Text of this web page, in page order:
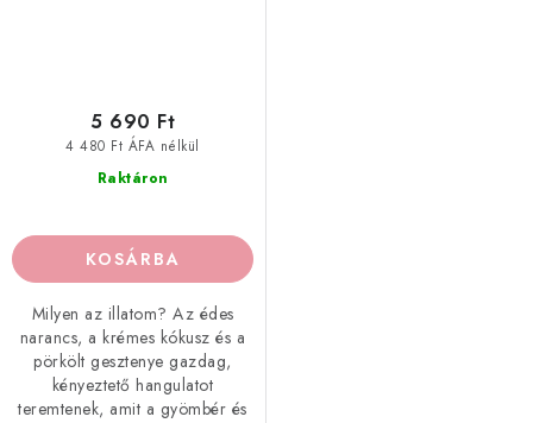
Raktáron
4 480 Ft ÁFA nélkül
5 690 Ft
KOSÁRBA
Milyen az illatom? Az édes
narancs, a krémes kókusz és a
pörkölt gesztenye gazdag,
kényeztető hangulatot
teremtenek, amit a gyömbér és